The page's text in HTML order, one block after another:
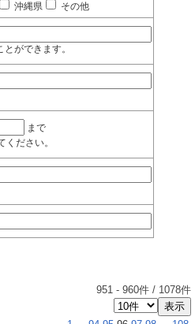
沖縄県 その他
ができます。
まで
ださい。
951 - 960件 / 1078件